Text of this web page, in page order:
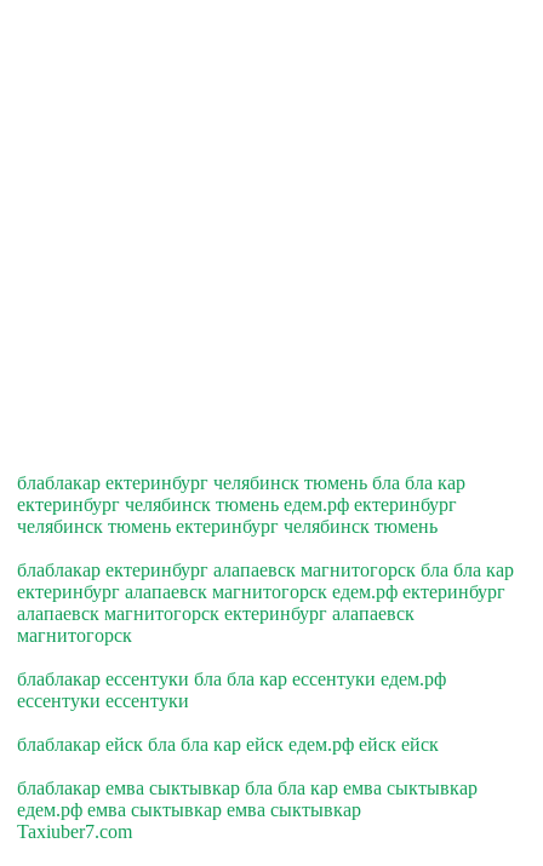
блаблакар ектеринбург челябинск тюмень бла бла кар
ектеринбург челябинск тюмень едем.рф ектеринбург
челябинск тюмень ектеринбург челябинск тюмень
блаблакар ектеринбург алапаевск магнитогорск бла бла кар
ектеринбург алапаевск магнитогорск едем.рф ектеринбург
алапаевск магнитогорск ектеринбург алапаевск
магнитогорск
блаблакар ессентуки бла бла кар ессентуки едем.рф
ессентуки ессентуки
блаблакар ейск бла бла кар ейск едем.рф ейск ейск
блаблакар емва сыктывкар бла бла кар емва сыктывкар
едем.рф емва сыктывкар емва сыктывкар
Taxiuber7.com